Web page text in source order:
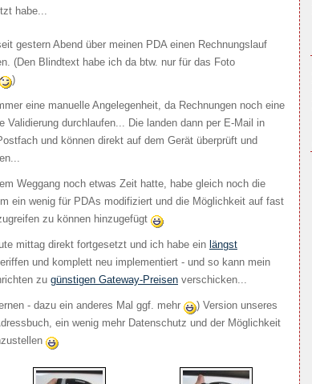
habe...
gestern Abend über meinen PDA einen Rechnungslauf
(Den Blindtext habe ich da btw. nur für das Foto
)
eine manuelle Angelegenheit, da Rechnungen noch eine
Validierung durchlaufen... Die landen dann per E-Mail in
und können direkt auf dem Gerät überprüft und
Weggang noch etwas Zeit hatte, habe gleich noch die
ein wenig für PDAs modifiziert und die Möglichkeit auf fast
zu können hinzugefügt
mittag direkt fortgesetzt und ich habe ein längst
und komplett neu implementiert - und so kann mein
zu günstigen Gateway-Preisen verschicken...
- dazu ein anderes Mal ggf. mehr
) Version unseres
ein wenig mehr Datenschutz und der Möglichkeit